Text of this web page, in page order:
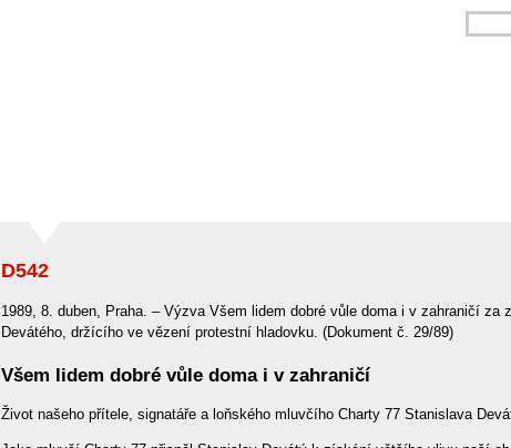
D542
1989, 8. duben, Praha. – Výzva Všem lidem dobré vůle doma i v zahraničí za
Devátého, držícího ve vězení protestní hladovku. (Dokument č. 29/89)
Všem lidem dobré vůle doma i v zahraničí
Život našeho přítele, signatáře a loňského mluvčího Charty 77 Stanislava